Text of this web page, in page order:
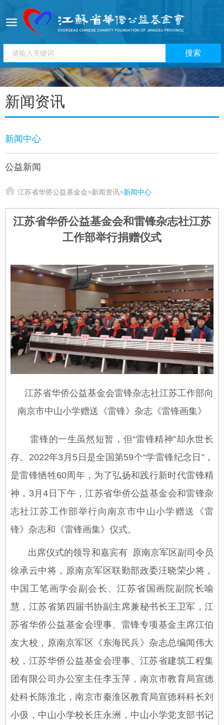
新闻资讯
新闻中心
公益新闻
江苏省华侨公益基金会>新闻资讯>新闻中心
江苏省华侨公益基金会和雷锋杂志社江苏
工作部举行捐赠仪式
江苏省华侨公益基金会雷锋杂志社江苏工作部向
南京市中山小学赠送《雷锋》杂志《雷锋画集》
雷锋的一生虽然短暂，但“雷锋精神”却永世长
存。2022年3月5日是全国第59个“学雷锋纪念日”，
是雷锋牺牲60周年，为了弘扬和践行新时代雷锋精
神，3月4日下午，江苏省华侨公益基金会和雷锋杂
志社江苏工作部举行向南京市中山小学赠送《雷
锋》杂志和《雷锋画集》仪式。
出席仪式的领导和嘉宾有 原南京军区副司令员
徐承云中将，原南京军区联勤部政委汪晓荣少将，
中国工笔画学会副会长、江苏省国画院副院长喻
慧，江苏省第四届书协副主席兼秘书长王卫军，江
苏省华侨公益基金会理事、雷锋专项基金主席江伯
友大校，原南京军区《东海民兵》杂志总编闻伟大
校，江苏华侨公益基金会理事、江苏省建筑工程集
团有限公司办公室主任李玉萍，南京市教育局宣德
处科长陈淮北，南京市秦淮区教育局宣德科科长刘
小伋，中山小学校长庄永洲，中山小学党支部书记